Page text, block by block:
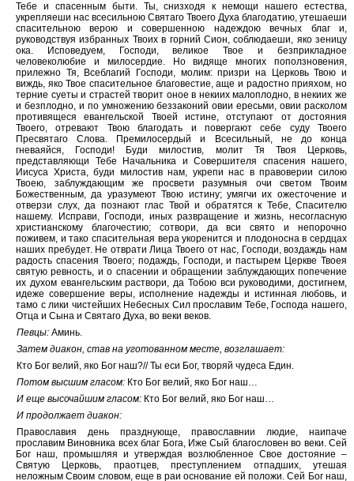
Тебе и спасенным быти. Ты, снизходя к немощи нашего естества,
укрепляеши нас всесильною Святаго Твоего Духа благодатию, утешаеши
спасительною верою и совершенною надеждою вечных благ и,
руководствуя избранных Твоих в горний Сион, соблюдаеши, яко зеницу
ока. Исповедуем, Господи, великое Твое и безприкладное
человеколюбие и милосердие. Но видяще многих поползновения,
прилежно Тя, Всеблагий Господи, молим: призри на Церковь Твою и
виждь, яко Твое спасительное благовестие, аще и радостно прияхом, но
терние суеты и страстей творит оное в некиих малоплодно, в некиих же
и безплодно, и по умножению беззаконий овии ересьми, овии расколом
противящеся евангельской Твоей истине, отступают от достояния
Твоего, отревают Твою благодать и повергают себе суду Твоего
Пресвятаго Слова. Премилосердый и Всесильный, не до конца
гневаяйся, Господи! Буди милостив, молит Тя Твоя Церковь,
представляющи Тебе Начальника и Совершителя спасения нашего,
Иисуса Христа, буди милостив нам, укрепи нас в правоверии силою
Твоею, заблуждающим же просвети разумныя очи светом Твоим
Божественным, да уразумеют Твою истину; умягчи их ожесточение и
отверзи слух, да познают глас Твой и обратятся к Тебе, Спасителю
нашему. Исправи, Господи, иных развращение и жизнь, несогласную
христианскому благочестию; сотвори, да вси свято и непорочно
поживем, и тако спасительная вера укоренится и плодоносна в сердцах
наших пребудет. Не отврати Лица Твоего от нас, Господи, воздаждь нам
радость спасения Твоего; подаждь, Господи, и пастырем Церкве Твоея
святую ревность, и о спасении и обращении заблуждающих попечение
их духом евангельским раствори, да Тобою вси руководими, достигнем,
идеже совершение веры, исполнение надежды и истинная любовь, и
тамо с лики чистейших Небесных Сил прославим Тебе, Господа нашего,
Отца и Сына и Святаго Духа, во веки веков.
Певцы: Аминь.
Затем диакон, став на уготованном месте, возглашает:
Кто Бог велий, яко Бог наш?// Ты еси Бог, творяй чудеса Един.
Потом высшим гласом: Кто Бог велий, яко Бог наш…
И еще высочайшим гласом: Кто Бог велий, яко Бог наш…
И продолжает диакон:
Православия день празднующе, православнии людие, наипаче
прославим Виновника всех благ Бога, Иже Сый благословен во веки. Сей
Бог наш, промышляя и утверждая возлюбленное Свое достояние –
Святую Церковь, праотцев, преступлением отпадших, утешая
неложным Своим словом, еще в раи основание ей положи. Сей Бог наш,